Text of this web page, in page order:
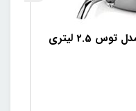
کتری صنایع استیل قیطاسی مدل توس 2.5 لیتری